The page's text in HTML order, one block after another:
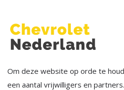
Om deze website op orde te
een aantal vrijwilligers en